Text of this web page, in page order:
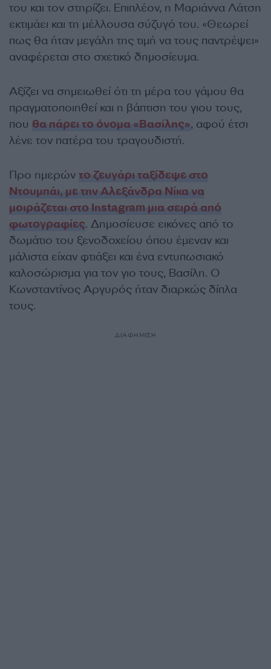
του και τον στηρίζει. Επιπλέον, η Μαριάννα Λάτση
εκτιµάει και τη µέλλουσα σύζυγό του. «Θεωρεί
πως θα ήταν µεγάλη της τιµή να τους παντρέψει»
αναφέρεται στο σχετικό δημοσίευμα.
Αξίζει να σηµειωθεί ότι τη µέρα του γάµου θα
πραγµατοποιηθεί και η βάπτιση του γιου τους,
που θα πάρει το όνοµα «Βασίλης», αφού έτσι
λένε τον πατέρα του τραγουδιστή.
Προ ημερών το ζευγάρι ταξίδεψε στο
Ντουμπάι, με την Αλεξάνδρα Νίκα να
μοιράζεται στο Instagram μια σειρά από
φωτογραφίες. Δημοσίευσε εικόνες από το
δωμάτιο του ξενοδοχείου όπου έμεναν και
μάλιστα είχαν φτιάξει και ένα εντυπωσιακό
καλοσώρισμα για τον γιο τους, Βασίλη. Ο
Κωνσταντίνος Αργυρός ήταν διαρκώς δίπλα
τους.
ΔΙΑΦΗΜΙΣΗ